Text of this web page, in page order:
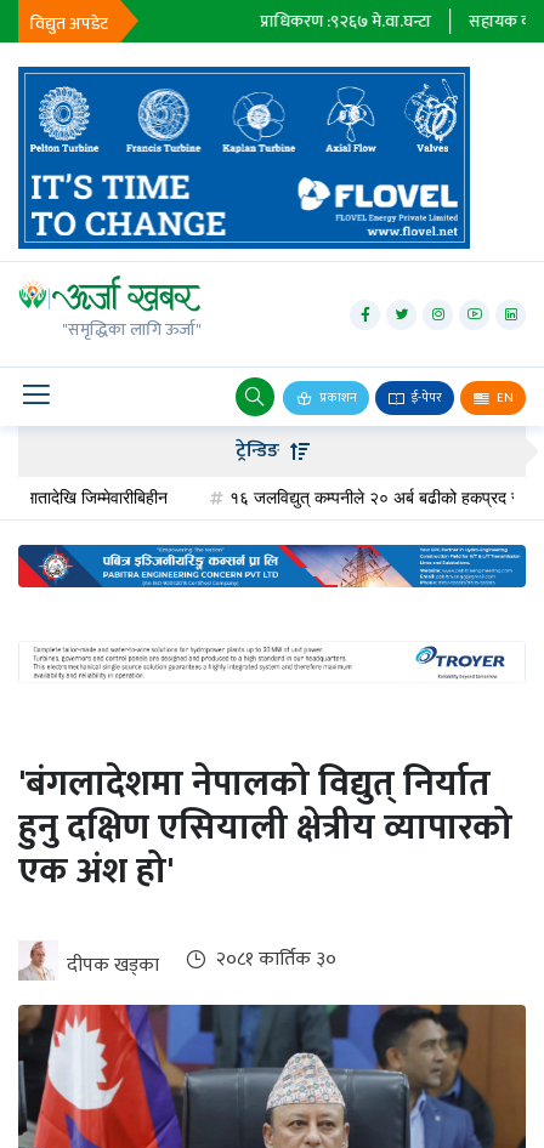
विद्युत अपडेट ९२६७मे.वा.घन्टा सहायक कम्पनी :१८३९८
"समृद्धिका लागि ऊर्जा"
प्रकाशन ई-पेपर EN
जलविद्युत्
सोलार
वायु
बायोग्यास
पेट्रोलियम
अन्तर्राष्ट्रिय
ऊर्जा
दक्षता
खबर
हरित
हाइड्रोजन
सम्पादकीय
बैंक
पर्यटन
भिडियो
ट्रेन्डिङ
जिम्मेवारीबिहीन १६ जलविद्युत् कम्पनीले २० अर्ब बढीको हकप्रद सेयर जारी
'बंगलादेशमा नेपालको विद्युत् निर्यात
हुनु दक्षिण एसियाली क्षेत्रीय व्यापारको
एक अंश हो'
दीपक खड्का २०८१ कार्तिक ३०